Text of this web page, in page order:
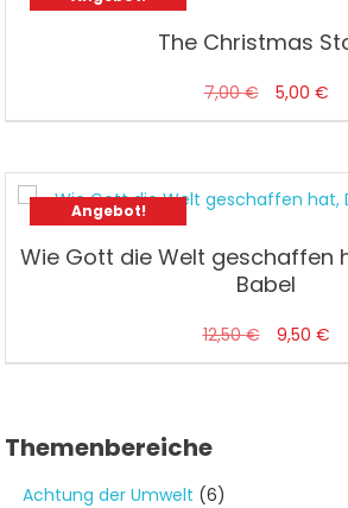
The Christmas
7,00€
Preis
7,00 €
5,00 €
Angebot!
Wie Gott die Welt geschaffen
Babel
12,50€
Preis
9,50 €
Themenbereiche
Achtung der Umwelt (6)